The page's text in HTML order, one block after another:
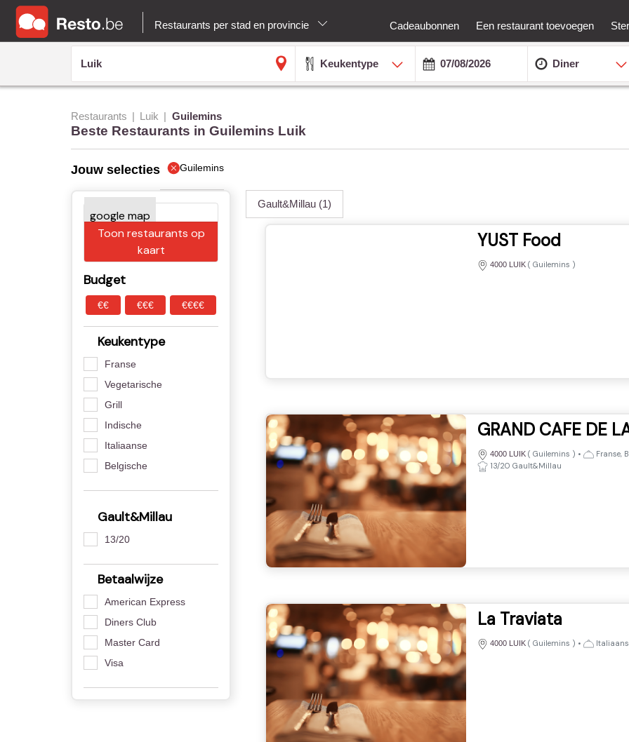
Restaurants per stad en provincie Cadeaubonnen Een restaurant toevoegen
Keukentype Diner
Restaurants Luik Guilemins
Beste Restaurants in Guilemins Luik
Jouw selecties Guilemins
Toon restaurants op
kaart
Budget
€€ €€€ €€€€
Keukentype
Franse
Vegetarische
Grill
Indische
Italiaanse
Belgische
Gault&Millau
13/20
Betaalwijze
American Express
Diners Club
Master Card
Visa
Gault&Millau (1)
YUST Food
4000 LUIK ( Guilemins )
GRAND CAFE DE
4000 LUIK ( Guilemins ) •
Franse,
13/20 Gault&Millau
La Traviata
4000 LUIK ( Guilemins ) •